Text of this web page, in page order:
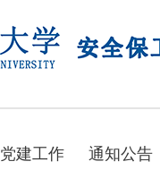
党建工作 通知公告